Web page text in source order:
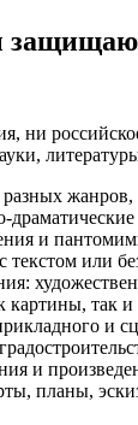
ни
жанров,
и
или
так и
и
и
планы,